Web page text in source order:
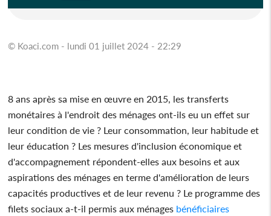
© Koaci.com - lundi 01 juillet 2024 - 22:29
8 ans après sa mise en œuvre en 2015, les transferts
monétaires à l'endroit des ménages ont-ils eu un effet sur
leur condition de vie ? Leur consommation, leur habitude et
leur éducation ? Les mesures d'inclusion économique et
d'accompagnement répondent-elles aux besoins et aux
aspirations des ménages en terme d'amélioration de leurs
capacités productives et de leur revenu ? Le programme des
filets sociaux a-t-il permis aux ménages bénéficiaires